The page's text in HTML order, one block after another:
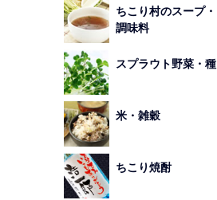
ちこり村のスープ・
調味料
スプラウト野菜・種
米・雑穀
ちこり焼酎